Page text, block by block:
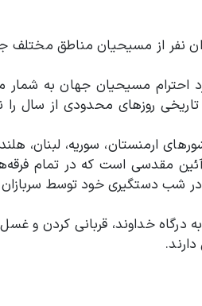
نفر از مسیحیان مناطق مختلف
احترام مسیحیان جهان به
روزهای محدودی از سال را
ارمنستان، سوریه، لبنان،
مقدسی است که در تمام
دستگیری خود توسط سربازان
درگاه خداوند، قربانی کردن و